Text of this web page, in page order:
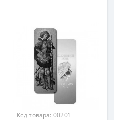
Код товара: 00201